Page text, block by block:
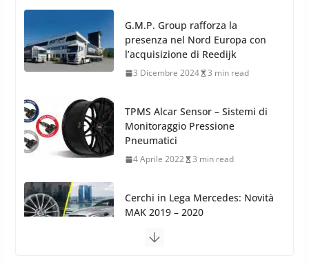
TPMS Alcar Sensor – Sistemi di
Monitoraggio Pressione
Pneumatici
Cerchi in Lega Mercedes: Novità
Cerchi in Lega Volvo: Nuovi
24 Luglio 2019